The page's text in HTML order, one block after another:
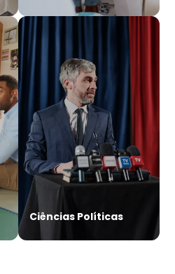
Ciências Políticas